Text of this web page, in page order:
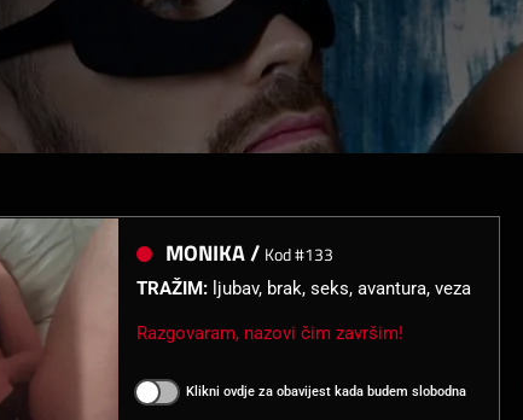
MONIKA / Kod #133
TRAŽIM: ljubav, brak, seks, avantura, veza
Razgovaram, nazovi čim završim!
Klikni ovdje za obavijest kada budem slobodna